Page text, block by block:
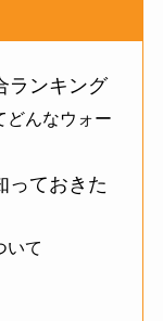
ランキング
どんなウォー
っておきた
いて